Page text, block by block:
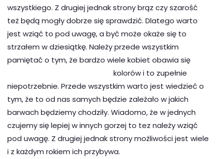
wszystkiego. Z drugiej jednak strony brąz czy szarość
też będą mogły dobrze się sprawdzić. Dlatego warto
jest wziąć to pod uwagę, a być może okaże się to
strzałem w dziesiątkę. Należy przede wszystkim
pamiętać o tym, że bardzo wiele kobiet obawia się
kolorów i to zupełnie
niepotrzebnie. Przede wszystkim warto jest wiedzieć o
tym, że to od nas samych będzie zależało w jakich
barwach będziemy chodziły. Wiadomo, że w jednych
czujemy się lepiej w innych gorzej to tez należy wziąć
pod uwagę. Z drugiej jednak strony możliwości jest wiele
i z każdym rokiem ich przybywa.